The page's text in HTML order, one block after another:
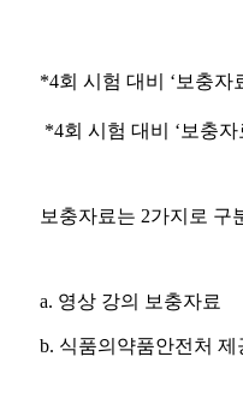
*4회 시험 대비 ‘보충자
*4회 시험 대비 ‘ 보충자
보충자료는 2가지로 구
a. 영상 강의 보충자료
b. 식품의약품안전처 제